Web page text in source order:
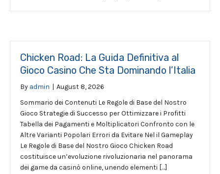
Chicken Road: La Guida Definitiva al
Gioco Casino Che Sta Dominando l’Italia
By admin | August 8, 2026
Sommario dei Contenuti Le Regole di Base del Nostro
Gioco Strategie di Successo per Ottimizzare i Profitti
Tabella dei Pagamenti e Moltiplicatori Confronto con le
Altre Varianti Popolari Errori da Evitare Nel il Gameplay
Le Regole di Base del Nostro Gioco Chicken Road
costituisce un’evoluzione rivoluzionaria nel panorama
dei game da casinò online, unendo elementi […]